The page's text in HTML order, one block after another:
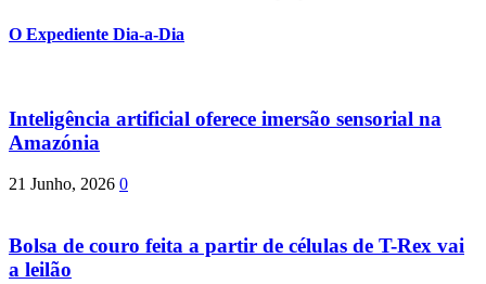
O Expediente Dia-a-Dia
Inteligência artificial oferece imersão sensorial na
Amazónia
21 Junho, 2026 0
Bolsa de couro feita a partir de células de T-Rex vai
a leilão